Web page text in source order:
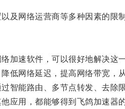
网络运营商等多种因素的限
速软件，可以很好地解决这一
网络延迟，提高网络带宽，从
能路由、多节点转发、去除
用，都能够得到飞鸽加速器的